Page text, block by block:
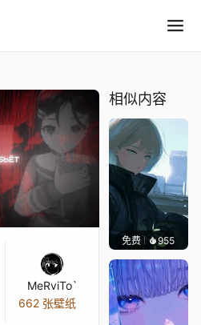
MeRviTo`
662 张壁纸
相似内容
免费 955辰东